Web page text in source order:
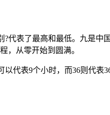
代表了最高和最低。九是中
，从零开始到圆满。
代表9个小时，而36则代表